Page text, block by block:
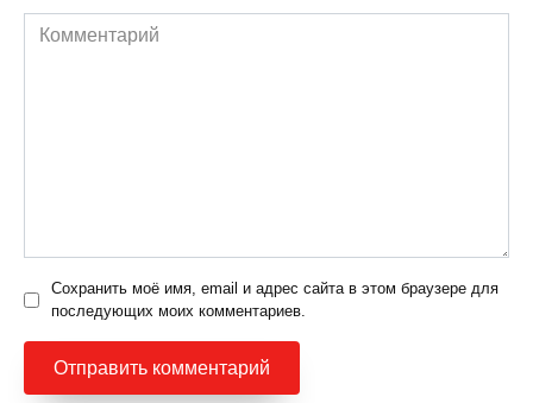
Комментарий
Сохранить моё имя, email и адрес сайта в этом браузере для
последующих моих комментариев.